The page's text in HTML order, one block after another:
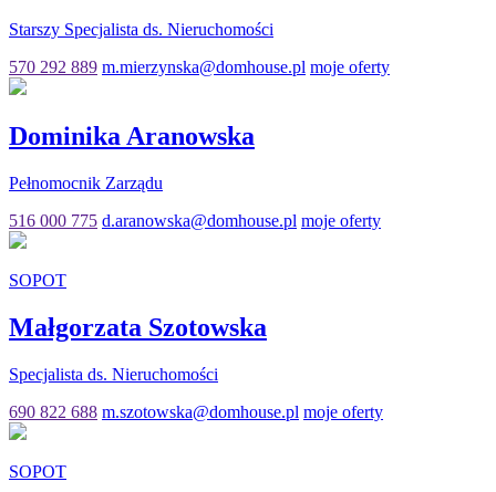
Starszy Specjalista ds. Nieruchomości
570 292 889 m.mierzynska@domhouse.pl moje oferty
Dominika Aranowska
Pełnomocnik Zarządu
516 000 775 d.aranowska@domhouse.pl moje oferty
SOPOT
Małgorzata Szotowska
Specjalista ds. Nieruchomości
690 822 688 m.szotowska@domhouse.pl moje oferty
SOPOT